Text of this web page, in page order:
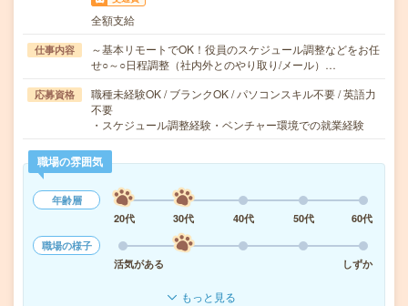
全額支給
仕事内容
～基本リモートでOK！役員のスケジュール調整などをお任
せ○～○日程調整（社内外とのやり取り/メール）…
応募資格
職種未経験OK / ブランクOK / パソコンスキル不要 / 英語力
不要
・スケジュール調整経験・ベンチャー環境での就業経験
職場の雰囲気
年齢層
20代
30代 40代 50代
60代
職場の様子
活気がある
しずか
もっと見る